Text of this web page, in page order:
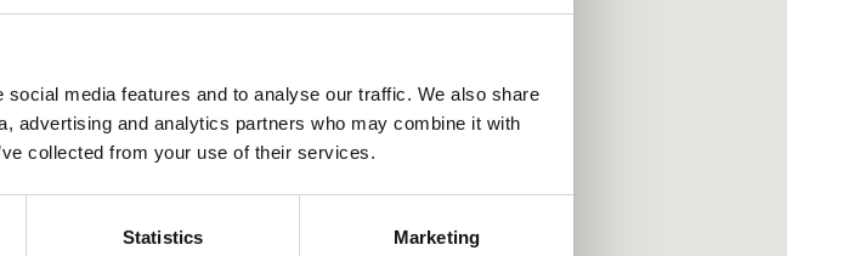
media features and to analyse our traffic. We also share
advertising and analytics partners who may combine it with
collected from your use of their services.
Statistics Marketing